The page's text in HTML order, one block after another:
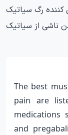
کننده رگ سیاتیک
ناشی از سیاتیک
The best
pain are
medications
and